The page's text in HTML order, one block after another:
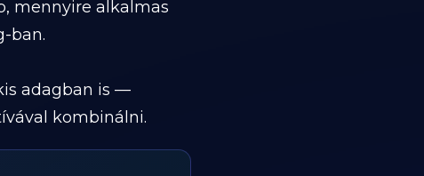
mennyire alkalmas
ban.
adagban is —
kombinálni.